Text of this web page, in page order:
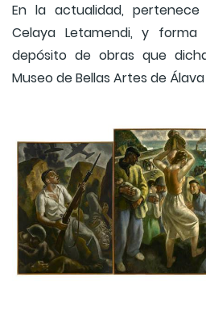
En la actualidad,
Celaya Letamendi, y
depósito de obras que
Museo de Bellas Artes de Álava